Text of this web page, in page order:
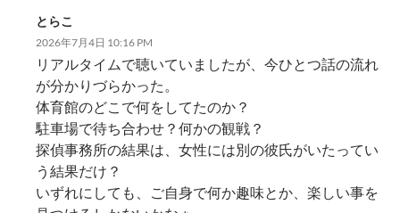
とらこ
2026年7月4日 10:16 PM
リアルタイムで聴いていましたが、今ひとつ話の流れ
が分かりづらかった。
体育館のどこで何をしてたのか？
駐車場で待ち合わせ？何かの観戦？
探偵事務所の結果は、女性には別の彼氏がいたってい
う結果だけ？
いずれにしても、ご自身で何か趣味とか、楽しい事を